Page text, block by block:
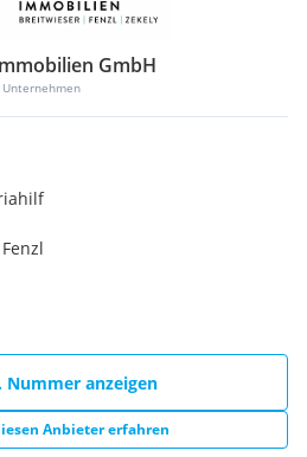
GmbH
Unternehmen
Nummer anzeigen
Anbieter erfahren